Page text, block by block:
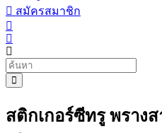
สมัครสมาชิก
สติกเกอร์ซีทรู พราง